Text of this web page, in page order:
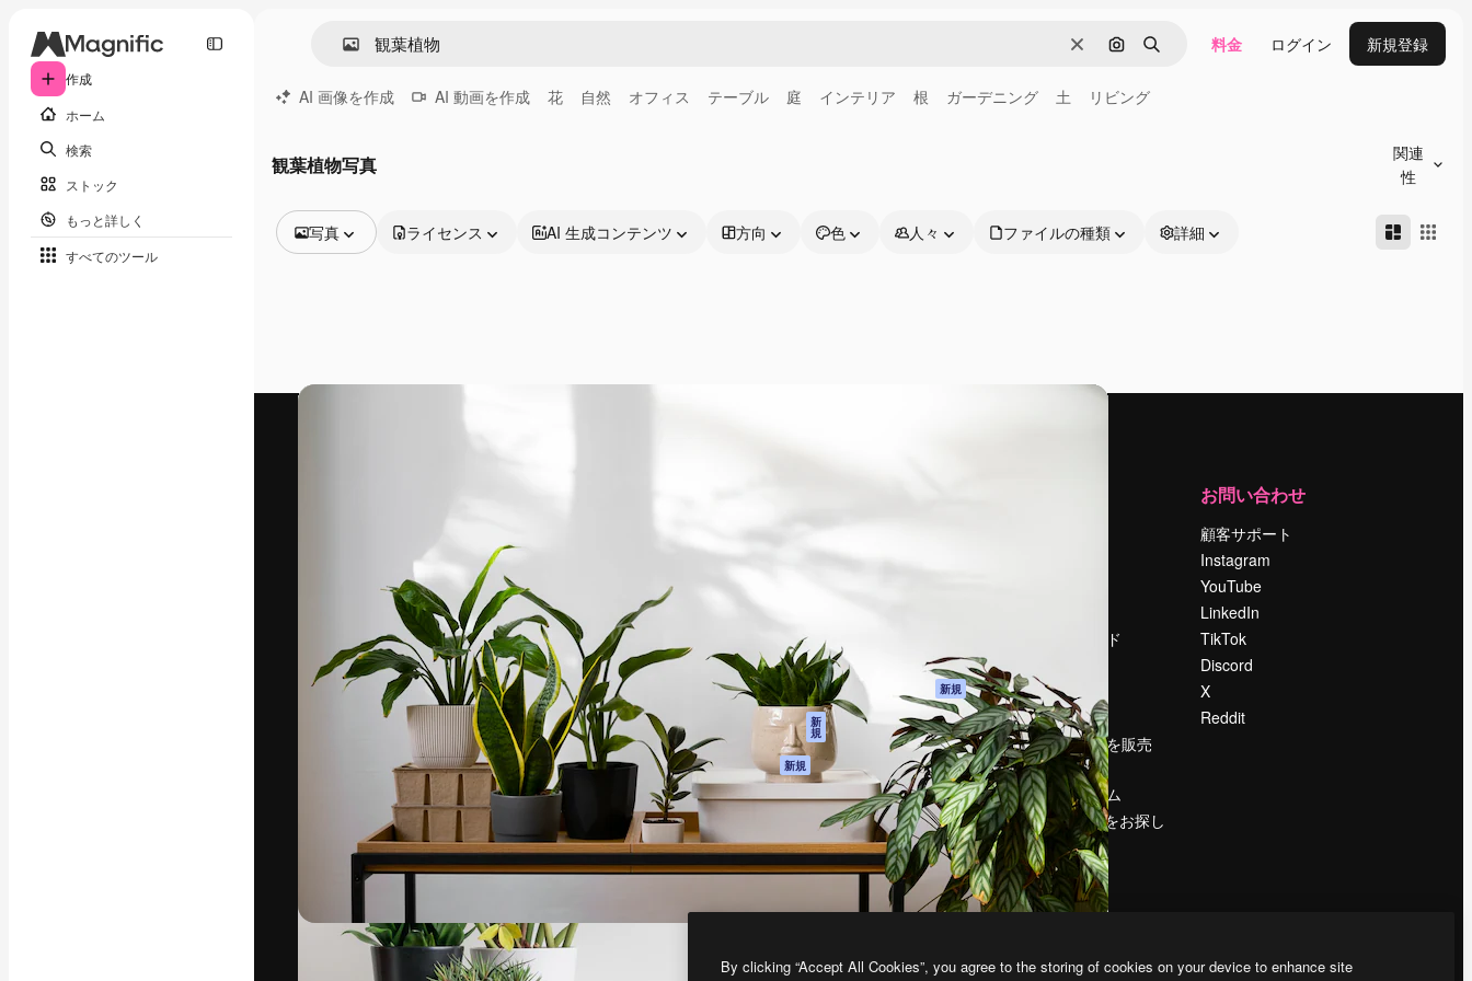
作成
ホーム
検索
ストック
もっと詳しく
すべてのツール
消去 画像で検索
検索 料金 ログイン 新規登録
AI 画像を作成 AI 動画を作成 花 自然 オフィス テーブル 庭 インテリア 根 ガーデニング 土 リビング
観葉植物写真
関連
性
写真
動画
モーショングラフィックス
ライセンス AI 生成コンテンツ 方向 色 人々 ファイルの種類 詳細
ットフォーム。クリエイター、企業、代理
店、スタジオを含む100万人以上が利用して
います。
日本語
AI アシスタント
AI 画像生成ツール
AI 動画生成ツール
AI 音声合成ツール
ストックコンテン
Claude/ChatGPT
向けMCP
新
規
エージェント 新規
API
モバイルアプリ
すべてのMagnificツ
ール
ドキュメント
オリジナル
新規
クッキーポリシー
トラストセンター
アフィリエイト
法人向け
検索トレンド
イベント
Slidesgo
コンテンツを販売
する
プレスルーム
magnific.aiをお探し
ですか？
お問い合わせ
顧客サポート
Instagram
YouTube
LinkedIn
TikTok
Discord
X
Reddit
Copyright © 2010-2026Freepik Company S.L.U.
By clicking “Accept All Cookies”, you agree to the storing of cookies on your device to enhance site